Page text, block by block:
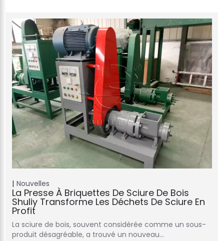
Nouvelles
La Presse À Briquettes De Sciure De Bois
Shuliy Transforme Les Déchets De Sciure En
Profit
La sciure de bois, souvent considérée comme un sous-
produit désagréable, a trouvé un nouveau...